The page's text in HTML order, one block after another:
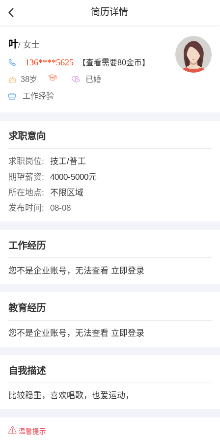
简历详情
叶/ 女士
136****5625 【查看需要80金币】
38岁 已婚
工作经验
求职意向
求职岗位:
技工/普工
期望薪资:
4000-5000元
所在地点:
不限区域
发布时间:
08-08
工作经历
您不是企业账号，无法查看 立即登录
教育经历
您不是企业账号，无法查看 立即登录
自我描述
比较稳重，喜欢唱歌，也爱运动，
温馨提示